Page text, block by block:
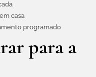
casa
programado
para a